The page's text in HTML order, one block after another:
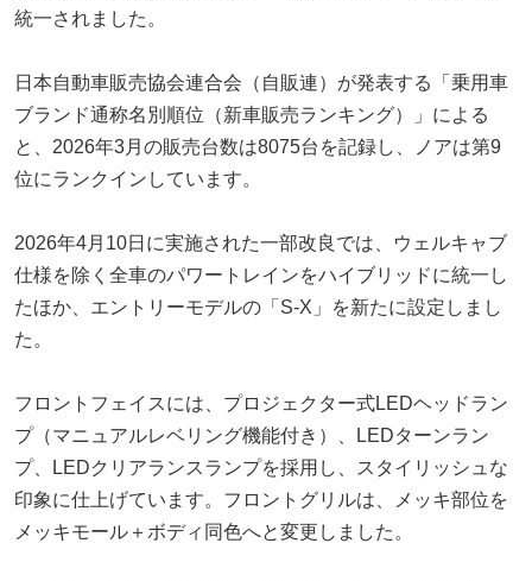
統一されました。
日本自動車販売協会連合会（自販連）が発表する「乗用車
ブランド通称名別順位（新車販売ランキング）」による
と、2026年3月の販売台数は8075台を記録し、ノアは第9
位にランクインしています。
2026年4月10日に実施された一部改良では、ウェルキャブ
仕様を除く全車のパワートレインをハイブリッドに統一し
たほか、エントリーモデルの「S-X」を新たに設定しまし
た。
フロントフェイスには、プロジェクター式LEDヘッドラン
プ（マニュアルレベリング機能付き）、LEDターンラン
プ、LEDクリアランスランプを採用し、スタイリッシュな
印象に仕上げています。フロントグリルは、メッキ部位を
メッキモール＋ボディ同色へと変更しました。